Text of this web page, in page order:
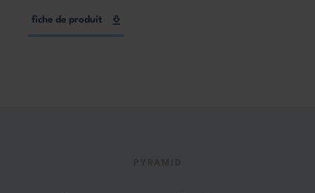
fiche de produit